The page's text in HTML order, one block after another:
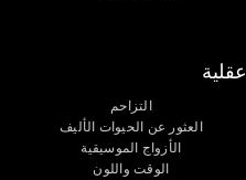
التزاحم
العثور عن الحيوات الأليف
الأزواج الموسيقية
الوقت واللون